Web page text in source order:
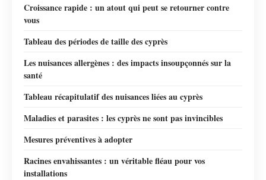
Croissance rapide : un atout qui peut se retourner contre
vous
Tableau des périodes de taille des cyprès
Les nuisances allergènes : des impacts insoupçonnés sur la
santé
Tableau récapitulatif des nuisances liées au cyprès
Maladies et parasites : les cyprès ne sont pas invincibles
Mesures préventives à adopter
Racines envahissantes : un véritable fléau pour vos
installations